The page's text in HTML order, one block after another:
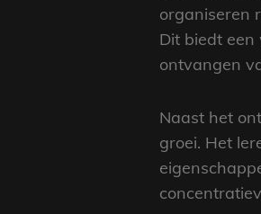
organiseren
Dit biedt
ontvangen
Naast het
groei. Het